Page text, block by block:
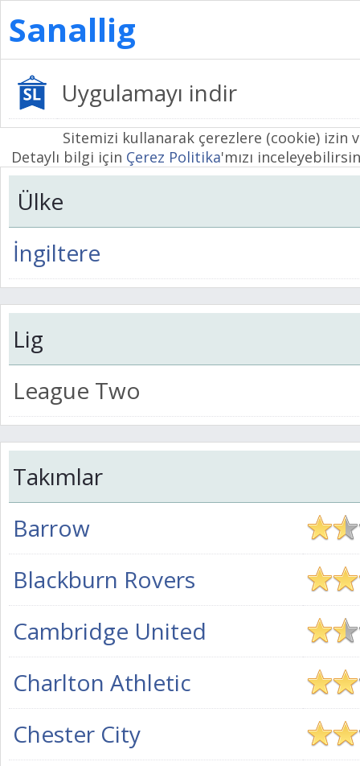
Sanallig
Uygulamayı indir
Sitemizi kullanarak çerezlere (cookie) izin
Detaylı bilgi için Çerez Politika'mızı
Ülke
İngiltere
Lig
League Two
Takımlar
Barrow
Blackburn Rovers
Cambridge United
Charlton Athletic
Chester City